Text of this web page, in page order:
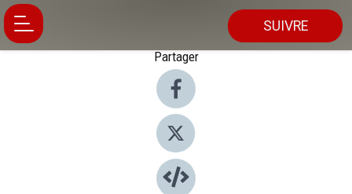
SUIVRE
Partager